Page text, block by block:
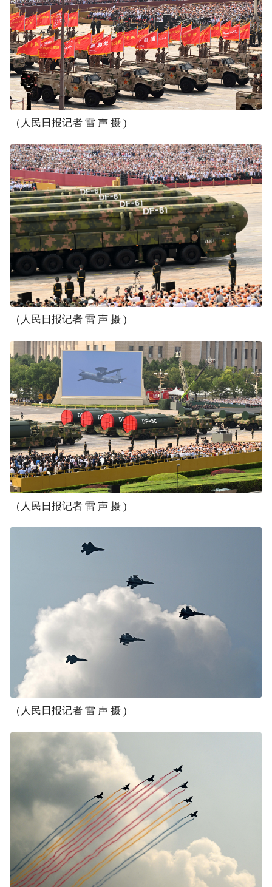
（人民日报记者 雷 声 摄 )
（人民日报记者 雷 声 摄 )
（人民日报记者 雷 声 摄 )
（人民日报记者 雷 声 摄 )